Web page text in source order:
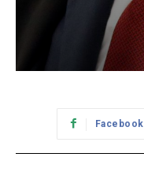
Facebook